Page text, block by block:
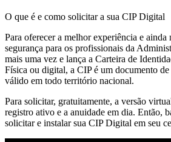
O que é e como solicitar a sua CIP Digital
Para oferecer a melhor experiência e ainda
segurança para os profissionais da
mais uma vez e lança a Carteira de
Física ou digital, a CIP é um documento
válido em todo território nacional.
Para solicitar, gratuitamente, a versão
registro ativo e a anuidade em dia. Então,
solicitar e instalar sua CIP Digital em seu